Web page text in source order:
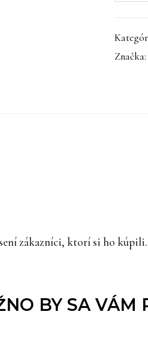
štetec
Značka:
zákazníci, ktorí si ho kúpili.
BY SA VÁM